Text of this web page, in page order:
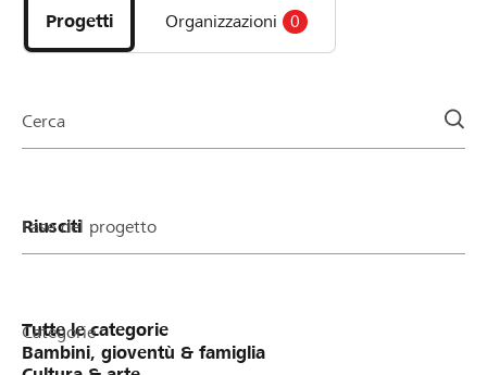
progetti
e
della
Progetti Organizzazioni 0
Cerca
Fase del progetto
Categorie